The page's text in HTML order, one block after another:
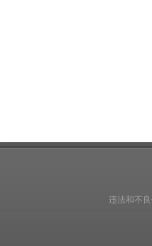
违法和不